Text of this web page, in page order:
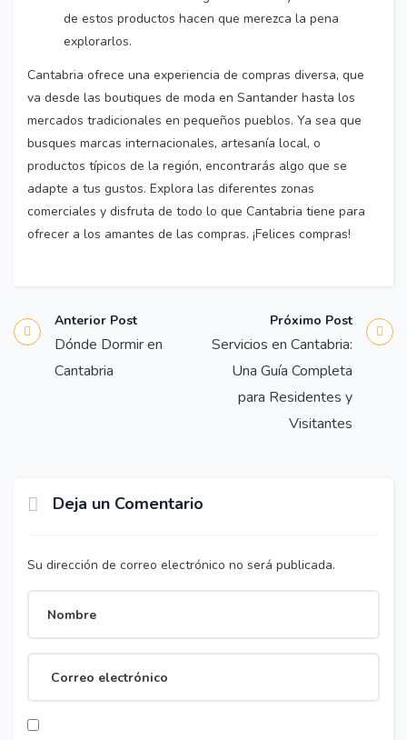
de estos productos hacen que merezca la pena
explorarlos.
Cantabria ofrece una experiencia de compras diversa, que
va desde las boutiques de moda en Santander hasta los
mercados tradicionales en pequeños pueblos. Ya sea que
busques marcas internacionales, artesanía local, o
productos típicos de la región, encontrarás algo que se
adapte a tus gustos. Explora las diferentes zonas
comerciales y disfruta de todo lo que Cantabria tiene para
ofrecer a los amantes de las compras. ¡Felices compras!
Anterior Post
Dónde Dormir en
Cantabria
Próximo Post
Servicios en Cantabria:
Una Guía Completa
para Residentes y
Visitantes
Deja un Comentario
Su dirección de correo electrónico no será publicada.